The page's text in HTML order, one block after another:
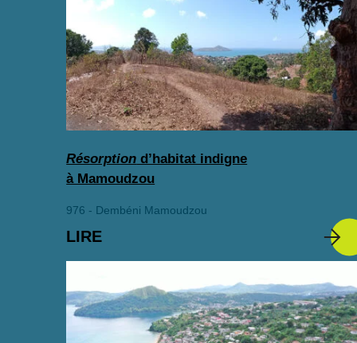
Résorption d’habitat indigne
à Mamoudzou
976 - Dembéni Mamoudzou
LIRE